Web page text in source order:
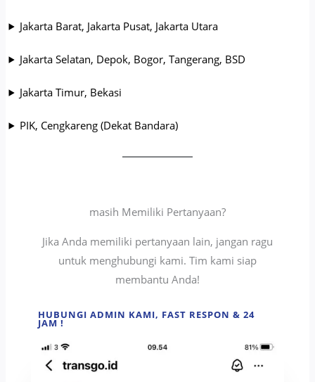
Jakarta Barat, Jakarta Pusat, Jakarta Utara
Jakarta Selatan, Depok, Bogor, Tangerang, BSD
Jakarta Timur, Bekasi
PIK, Cengkareng (Dekat Bandara)
masih Memiliki Pertanyaan?
Jika Anda memiliki pertanyaan lain, jangan ragu
untuk menghubungi kami. Tim kami siap
membantu Anda!
HUBUNGI ADMIN KAMI, FAST RESPON & 24
JAM !